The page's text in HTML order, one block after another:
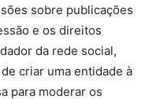
sobre publicações
e os direitos
da rede social,
criar uma entidade à
para moderar os